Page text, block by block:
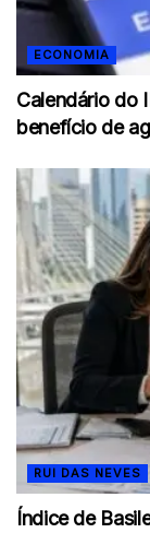
ECONOMIA
Calendário do
benefício de
RUI DAS NEVES
Índice de